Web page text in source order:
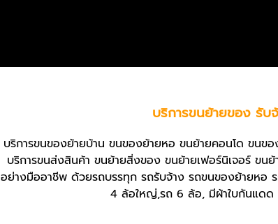
บริการขนย้ายของรับจ้
บริการขนของย้ายบ้าน ขนของย้ายหอ ขนย้ายคอนโด ขนข
บริการขนส่งสินค้า ขนย้ายสิ่งของ ขนย้ายเฟอร์นิเจอร์ ขนย้
อย่างมืออาชีพ ด้วยรถบรรทุก รถรับจ้าง รถขนของย้ายหอ
4 ล้อใหญ่,รถ 6 ล้อ, มีผ้าใบกันแด